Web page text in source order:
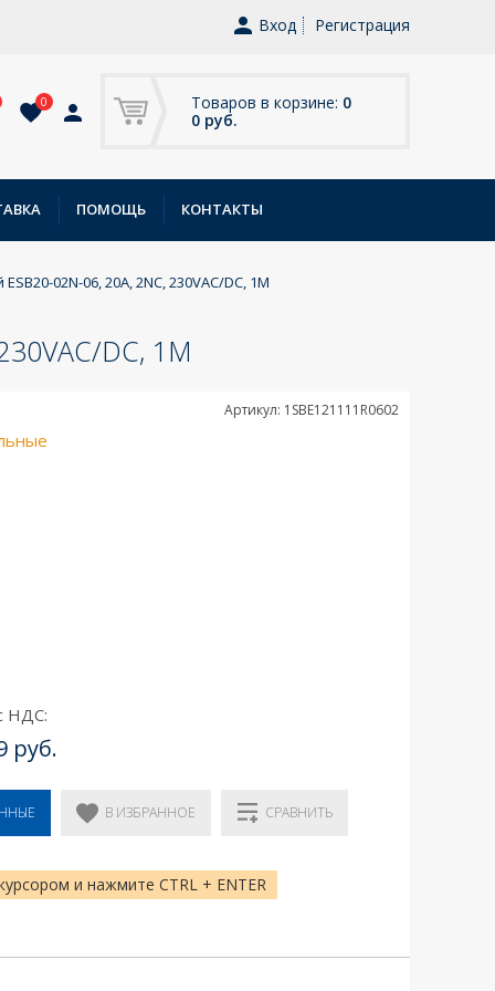
Вход Регистрация
Товаров в корзине: 0
0 руб.
0
ПОМОЩЬ КОНТАКТЫ
02N-06, 20A, 2NC, 230VAC/DC, 1M
DC, 1M
Артикул: 1SBE121111R0602
НДС:
руб.
В ИЗБРАННОЕ СРАВНИТЬ
и нажмите CTRL + ENTER